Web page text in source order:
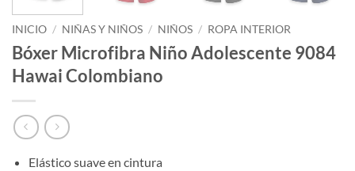
INICIO / NIÑAS Y NIÑOS / NIÑOS / ROPA INTERIOR
Bóxer Microfibra Niño Adolescente 9084
Hawai Colombiano
Elástico suave en cintura